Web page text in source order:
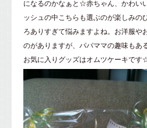
になるのかなぁと☆赤ちゃん、かわい
ッシュの中こちらも選ぶのが楽しみの
ろありすぎて悩みますよね。お洋服や
のがありますが、パパママの趣味も
お気に入りグッズはオムツケーキです